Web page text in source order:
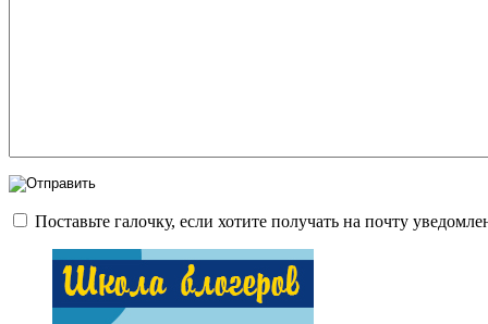
Поставьте галочку, если хотите получать на почту